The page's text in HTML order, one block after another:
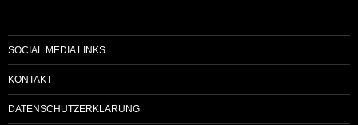
SOCIAL MEDIA LINKS
KONTAKT
DATENSCHUTZERKLÄRUNG